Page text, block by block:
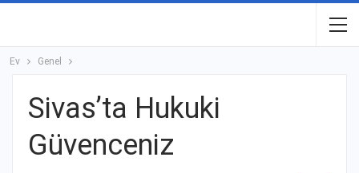
Ev Genel
Sivas’ta Hukuki
Güvenceniz